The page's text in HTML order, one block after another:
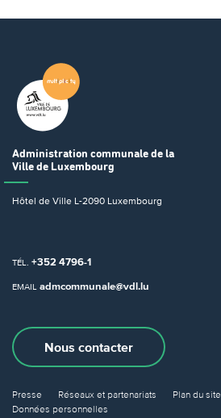
Administration communale de la
Ville de Luxembourg
Hôtel de Ville L-2090 Luxembourg
TÉL. +352 4796-1
EMAIL admcommunale@vdl.lu
Nous contacter
Presse Réseaux et partenariats Plan du site
Données personnelles